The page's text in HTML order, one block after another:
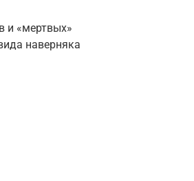
и «мертвых»
наверняка